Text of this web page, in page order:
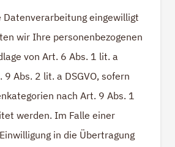
Datenverarbeitung eingewilligt
wir Ihre personenbezogenen
von Art. 6 Abs. 1 lit. a
9 Abs. 2 lit. a DSGVO, sofern
nach Art. 9 Abs. 1
werden. Im Falle einer
in die Übertragung